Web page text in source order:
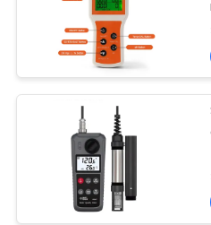
CONTROLLO
QUALITÀ
CONTATTACI
NOTIZIE
suolo
metro di
dell'acqua